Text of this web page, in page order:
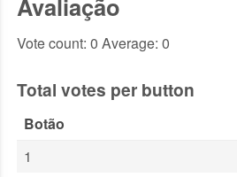
Avaliação
Vote count: 0 Average: 0
Total votes per button
Botão
1